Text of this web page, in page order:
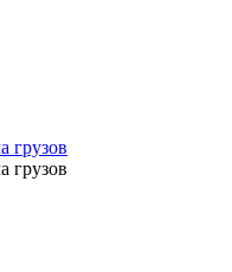
грузов
грузов